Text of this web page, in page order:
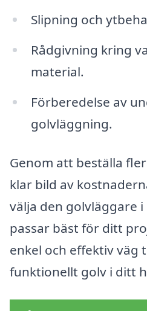
Slipning och
Rådgivning kring
material.
Förberedelse av
golvläggning.
Genom att beställa
klar bild av
välja den golvläggare
passar bäst för ditt
enkel och effektiv väg
funktionellt golv i ditt